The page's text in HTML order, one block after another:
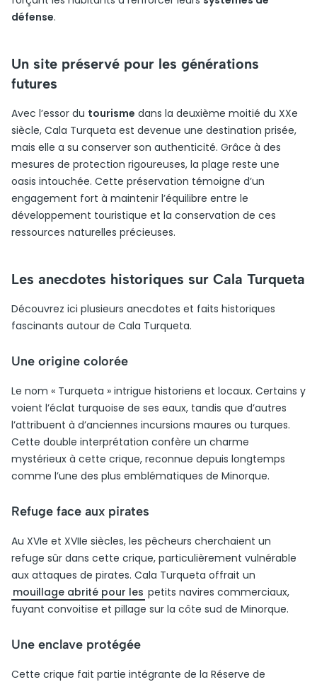
défense.
Un site préservé pour les générations
futures
Avec l’essor du tourisme dans la deuxième moitié du XXe
siècle, Cala Turqueta est devenue une destination prisée,
mais elle a su conserver son authenticité. Grâce à des
mesures de protection rigoureuses, la plage reste une
oasis intouchée. Cette préservation témoigne d’un
engagement fort à maintenir l’équilibre entre le
développement touristique et la conservation de ces
ressources naturelles précieuses.
Les anecdotes historiques sur Cala Turqueta
Découvrez ici plusieurs anecdotes et faits historiques
fascinants autour de Cala Turqueta.
Une origine colorée
Le nom « Turqueta » intrigue historiens et locaux. Certains y
voient l’éclat turquoise de ses eaux, tandis que d’autres
l’attribuent à d’anciennes incursions maures ou turques.
Cette double interprétation confère un charme
mystérieux à cette crique, reconnue depuis longtemps
comme l’une des plus emblématiques de Minorque.
Refuge face aux pirates
Au XVIe et XVIIe siècles, les pêcheurs cherchaient un
refuge sûr dans cette crique, particulièrement vulnérable
aux attaques de pirates. Cala Turqueta offrait un
mouillage abrité pour les petits navires commerciaux,
fuyant convoitise et pillage sur la côte sud de Minorque.
Une enclave protégée
Cette crique fait partie intégrante de la Réserve de